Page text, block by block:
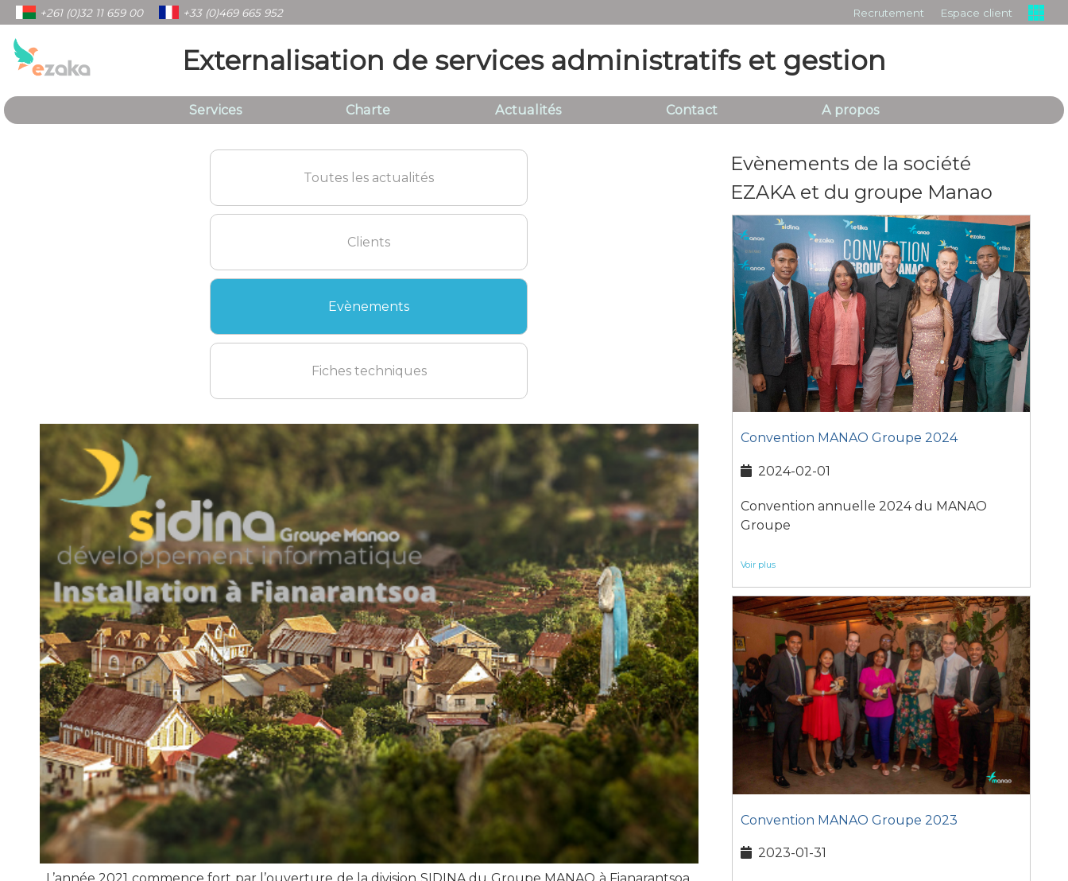
+261 (0)32 11 659 00 +33 (0)469 665 952 Recrutement Espace client
Externalisation de services administratifs et gestion
Services Charte Actualités Contact A propos
Toutes les actualités
Clients
Evènements
Fiches techniques
L’année 2021 commence fort par l’ouverture de la division SIDINA du Groupe MANAO à Fianarantsoa.
Evènements de la société
EZAKA et du groupe Manao
Convention MANAO Groupe 2024
2024-02-01
Convention annuelle 2024 du MANAO
Groupe
Voir plus
Convention MANAO Groupe 2023
2023-01-31